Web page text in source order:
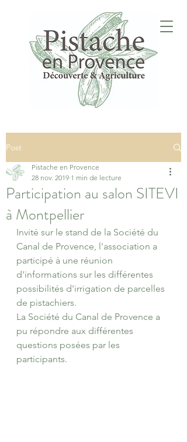
Post
Participation au salon SITEVI
à Montpellier
Pistache en Provence
28 nov. 2019 1 min de lecture
Invité sur le stand de la Société du
Canal de Provence, l'association a
participé à une réunion
d'informations sur les différentes
possibilités d'irrigation de parcelles
de pistachiers.
La Société du Canal de Provence a
pu répondre aux différentes
questions posées par les
participants.